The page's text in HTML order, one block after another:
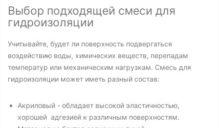
Выбор подходящей смеси для
гидроизоляции
Учитывайте, будет ли поверхность подвергаться
воздействию воды, химических веществ, перепадам
температур или механическим нагрузкам. Смесь для
гидроизоляции может иметь разный состав:
Акриловый - обладает высокой эластичностью,
хорошей адгезией к различным поверхностям.